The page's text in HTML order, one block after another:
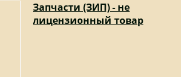
Запчасти (ЗИП) - не
лицензионный товар